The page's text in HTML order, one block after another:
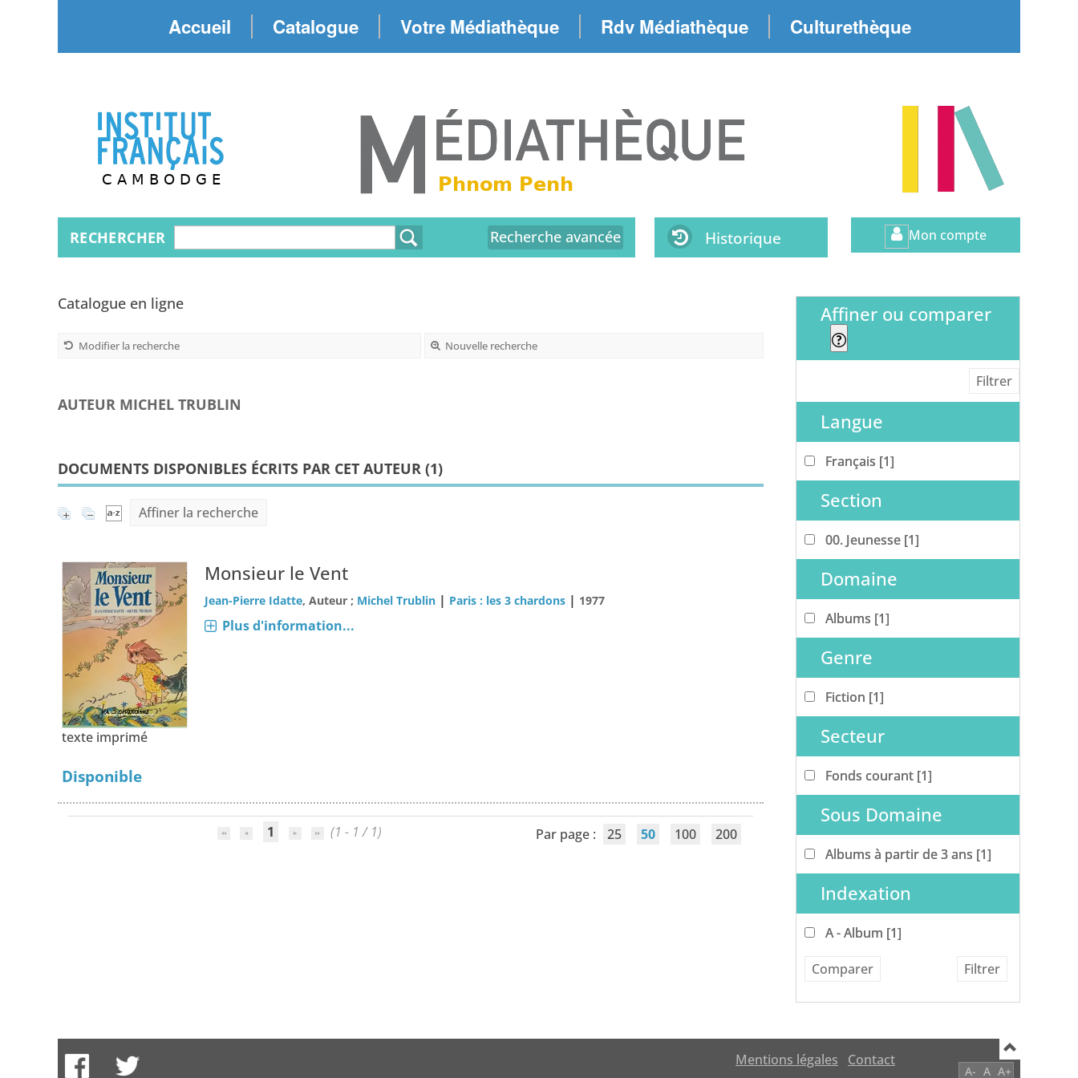
Accueil Catalogue Votre Médiathèque Rdv Médiathèque Culturethèque
RECHERCHER Recherche avancée Historique Mon compte
Catalogue en ligne
Modifier la recherche Nouvelle recherche
AUTEUR MICHEL TRUBLIN
DOCUMENTS DISPONIBLES ÉCRITS PAR CET AUTEUR (1)
Affiner la recherche
texte imprimé
Monsieur le Vent
Jean-Pierre Idatte, Auteur ; Michel Trublin | Paris : les 3 chardons | 1977
Plus d'information...
Disponible
1 (1 - 1 / 1) Par page : 25 50 100 200
affiner ou comparer
Langue
Français
Français [1]
Section
00. Jeunesse
00. Jeunesse [1]
Domaine
AlbumsAlbums [1]
Genre
FictionFiction [1]
Secteur
Fonds courant
Fonds courant [1]
Sous Domaine
Albums à partir de 3 ans
Albums à partir de 3 ans [1]
Indexation
A - Album
A - Album [1]
Mentions légales Contact
A- A A+